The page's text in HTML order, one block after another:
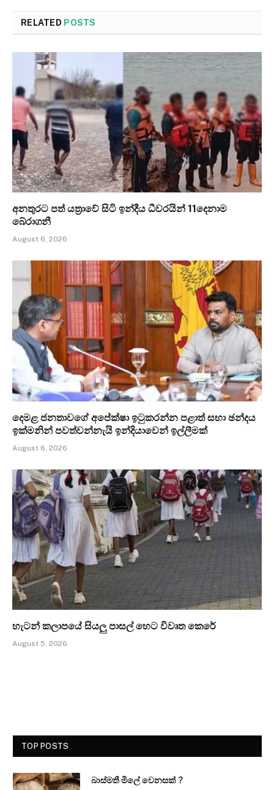
RELATED POSTS
අනතුරට පත් යත්‍රාවේ සිටි ඉන්දීය ධීවරයින් 11දෙනාම
බේරාගනී
August 6, 2026
දෙමළ ජනතාවගේ අපේක්ෂා ඉටුකරන්න පළාත් සභා ඡන්දය
ඉක්මනින් පවත්වන්නැයි ඉන්දියාවෙන් ඉල්ලීමක්
August 6, 2026
හැටන් කලාපයේ සියලු පාසල් හෙට විවෘත කෙරේ
August 5, 2026
TOP POSTS
බාස්මතී මිලේ වෙනසක් ?